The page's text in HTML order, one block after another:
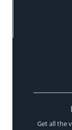
Get all the